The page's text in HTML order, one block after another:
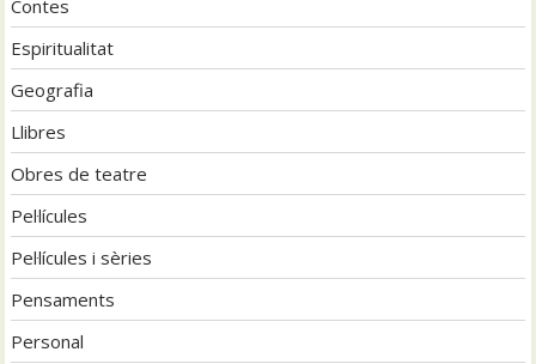
Contes
Espiritualitat
Geografia
Llibres
Obres de teatre
Pel·lícules
Pel·lícules i sèries
Pensaments
Personal